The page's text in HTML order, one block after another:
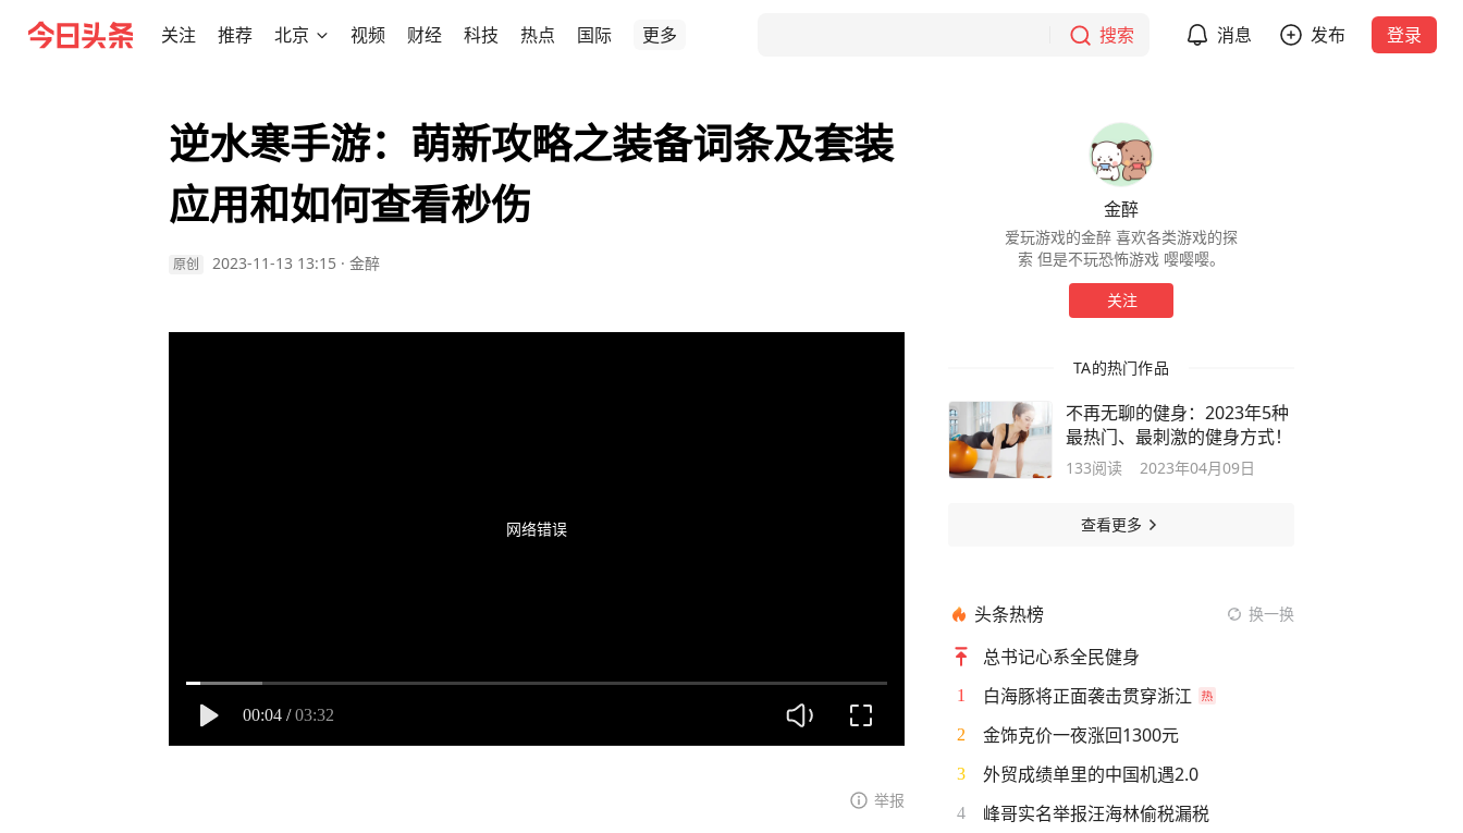
关注 推荐 北京 视频 财经 科技 热点 国际 更多 搜索 消息 发布 登录
逆水寒手游：萌新攻略之装备词条及套装
应用和如何查看秒伤
原创 2023-11-13 13:15 · 金醉
网络错误
00:04 / 03:32
举报
金醉
爱玩游戏的金醉 喜欢各类游戏的探
索 但是不玩恐怖游戏 嘤嘤嘤。
关注
TA的热门作品
不再无聊的健身：2023年5种
最热门、最刺激的健身方式！
133阅读 2023年04月09日
查看更多
头条热榜 换一换
总书记心系全民健身
1 白海豚将正面袭击贯穿浙江
2 金饰克价一夜涨回1300元
3 外贸成绩单里的中国机遇2.0
4 峰哥实名举报汪海林偷税漏税